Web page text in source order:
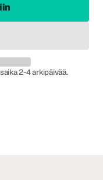
2-4 arkipäivää.